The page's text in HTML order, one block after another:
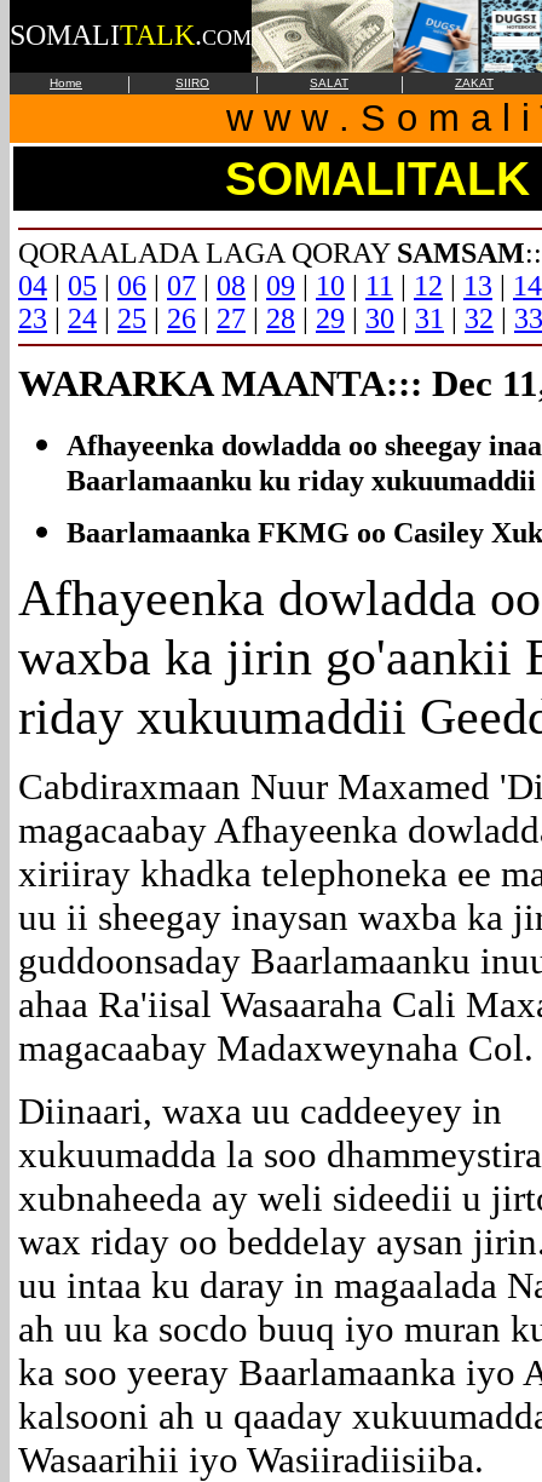
SOMALITALK.COM
Home | SIIRO | SALAT | ZAKAT
w w w . S o m a l
SOMALITALK
QORAALADA LAGA QORAY SAMSAM
04 | 05 | 06 | 07 | 08 | 09 | 10 | 11 | 12 | 13 | 14
23 | 24 | 25 | 26 | 27 | 28 | 29 | 30 | 31 | 32 | 33
WARARKA MAANTA::: Dec
Afhayeenka dowladda oo sheegay
Baarlamaanku ku riday xukuumaddii
Baarlamaanka FKMG oo Casiley
Afhayeenka dowladda
waxba ka jirin go'aankii
riday xukuumaddii
Cabdiraxmaan Nuur Maxamed
magacaabay Afhayeenka
xiriiray khadka telephoneka ee
uu ii sheegay inaysan waxba ka
guddoonsaday Baarlamaanku
ahaa Ra'iisal Wasaaraha Cali
magacaabay Madaxweynaha
Diinaari, waxa uu caddeeyey in
xukuumadda la soo
xubnaheeda ay weli sideedii u
wax riday oo beddelay aysan
uu intaa ku daray in magaalada
ah uu ka socdo buuq iyo muran
ka soo yeeray Baarlamaanka iyo
kalsooni ah u qaaday
Wasaarihii iyo Wasiiradiisiiba.